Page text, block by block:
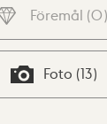
Föremål (0)
Foto (13)